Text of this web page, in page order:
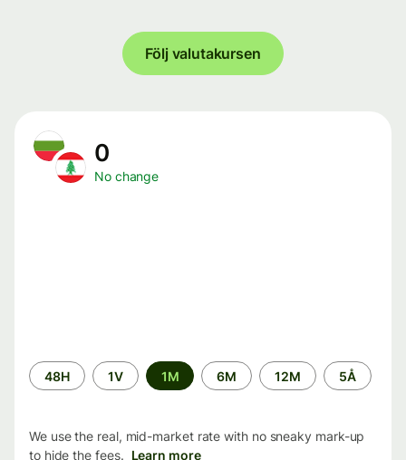
Följ valutakursen
0
No change
Time
period
48H 1V 1M 6M 12M 5Å
We use the real, mid-market rate with no sneaky mark-up
to hide the fees. Learn more